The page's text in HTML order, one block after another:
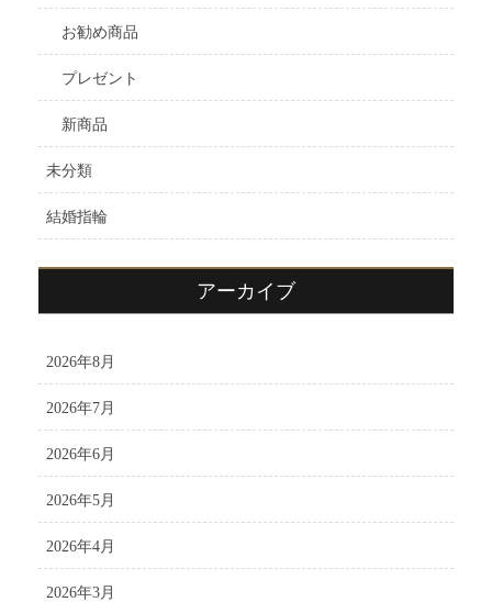
お勧め商品
プレゼント
新商品
未分類
結婚指輪
アーカイブ
2026年8月
2026年7月
2026年6月
2026年5月
2026年4月
2026年3月